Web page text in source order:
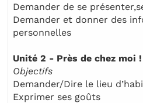
Demander de se
Demander et donner des
personnelles
Unité 2 - Près de chez moi !
Objectifs
Demander/Dire le lieu
Exprimer ses goûts